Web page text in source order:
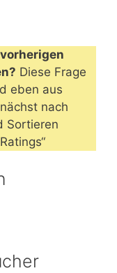
Diese Frage
eben aus
nach
Sortieren